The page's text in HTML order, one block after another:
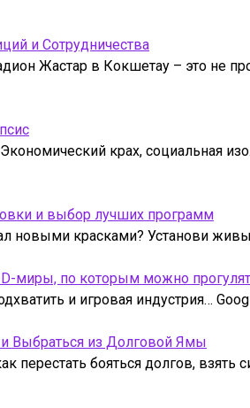
и Сотрудничества
Жастар в Кокшетау – это не
Экономический крах, социальная
и выбор лучших программ
новыми красками? Установи
миры, по которым можно
и игровая индустрия…
Выбраться из Долговой Ямы
перестать бояться долгов,